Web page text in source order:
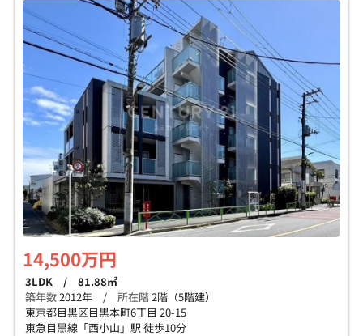
14,500万円
3LDK / 81.88㎡
築年数2012年 / 所在階2階（5階建）
東京都目黒区目黒本町6丁目 20-15
東急目黒線「西小山」駅 徒歩10分